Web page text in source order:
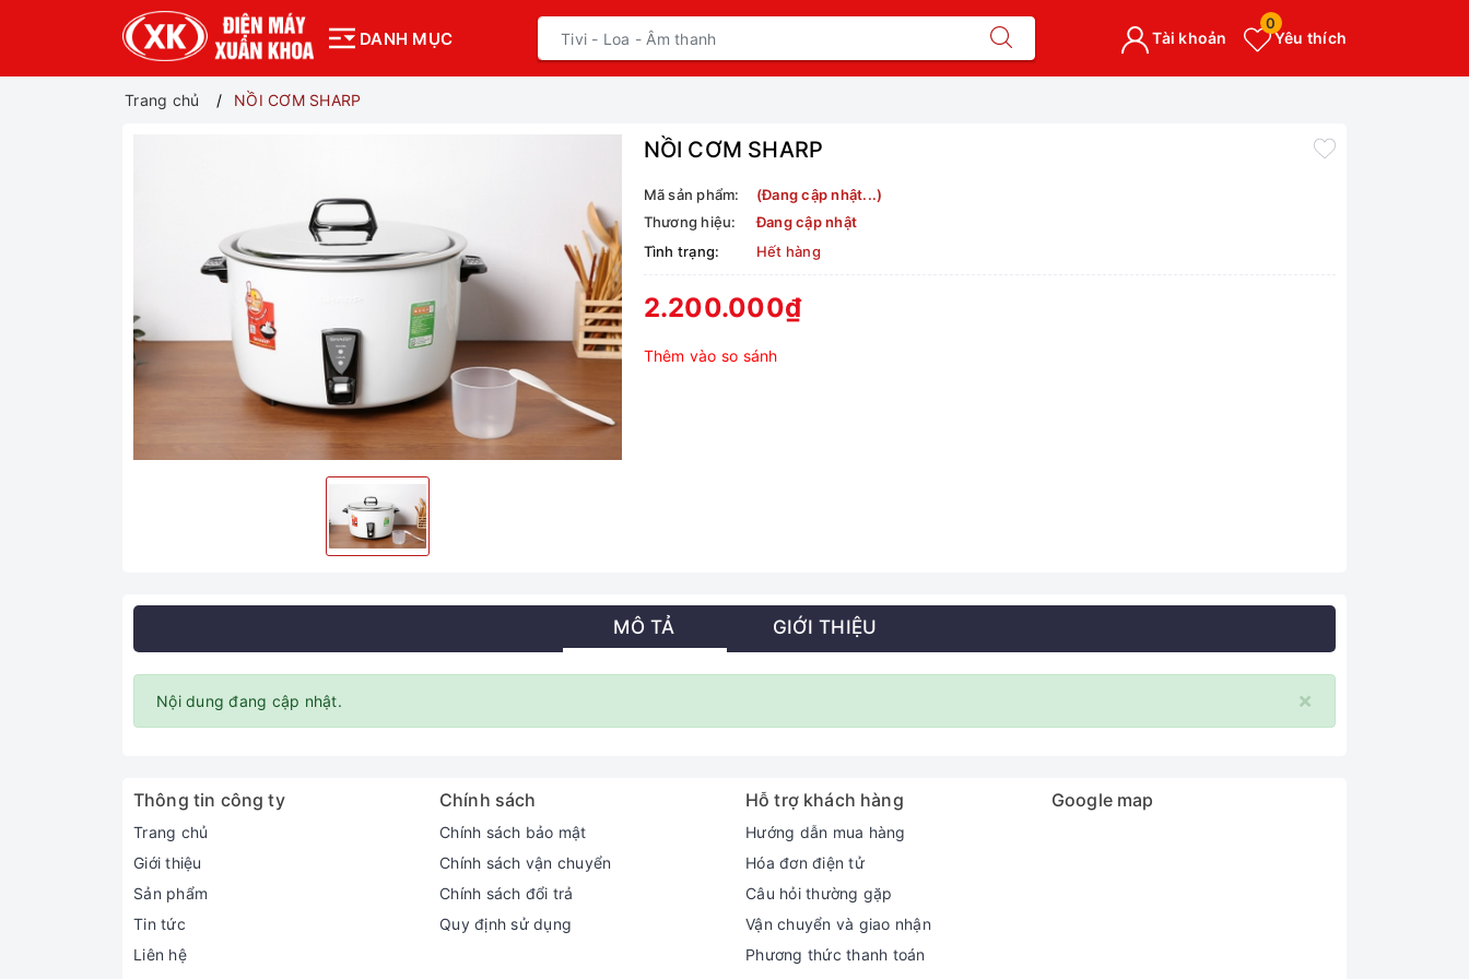
DANH MỤC Yêu thích
0
Tài khoản
Trang chủ NỒI CƠM SHARP
NỒI CƠM SHARP
Mã sản phẩm:
(Đang cập nhật...)
Thương hiệu:
Đang cập nhật
Tình trạng:
Hết hàng
2.200.000₫
Thêm vào so sánh
MÔ TẢ GIỚI THIỆU
×
Nội dung đang cập nhật.
Thông tin công ty
Trang chủ
Giới thiệu
Sản phẩm
Tin tức
Liên hệ
Chính sách
Chính sách bảo mật
Chính sách vận chuyển
Chính sách đổi trả
Quy định sử dụng
Hỗ trợ khách hàng
Hướng dẫn mua hàng
Hóa đơn điện tử
Câu hỏi thường gặp
Vận chuyển và giao nhận
Phương thức thanh toán
Google map